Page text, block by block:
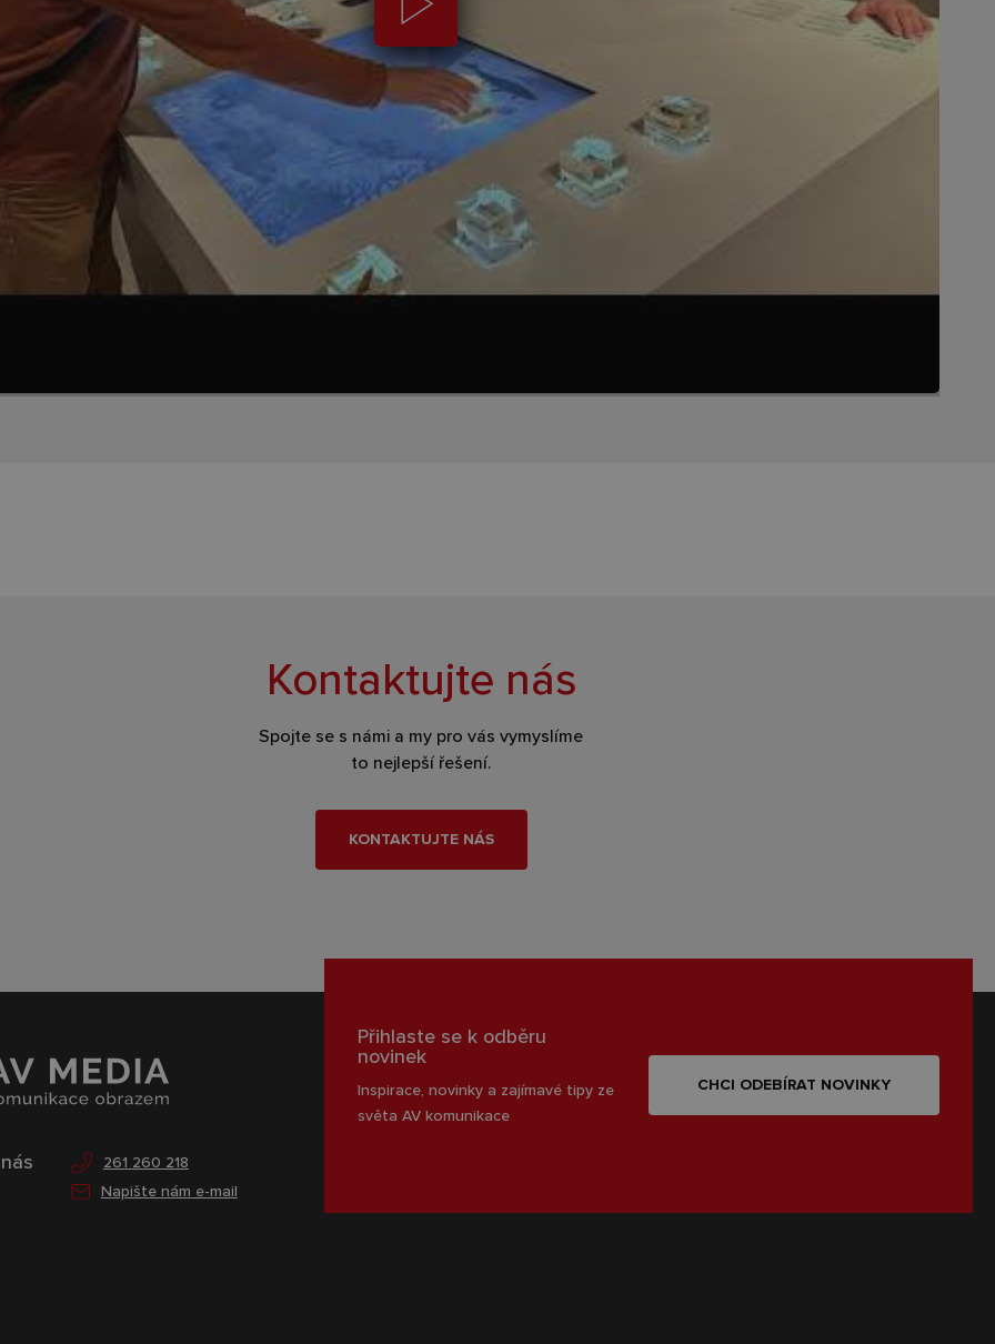
Kontaktujte nás
Spojte se s námi a my pro vás vymyslíme
to nejlepší řešení.
KONTAKTUJTE NÁS
261 260 218
Napište nám e-mail
Přihlaste se k odběru
novinek
Inspirace, novinky a zajímavé tipy ze
světa AV komunikace
CHCI ODEBÍRAT NOVINKY